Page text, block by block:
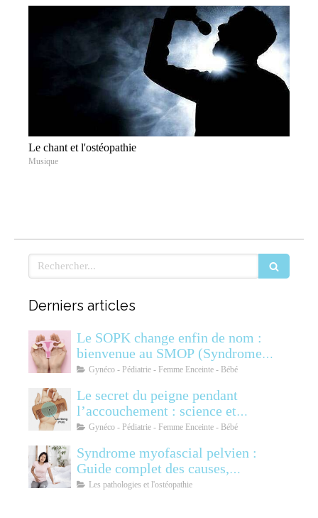
Le chant et l'ostéopathie
Musique
Rechercher
Derniers articles
Le SOPK change enfin de nom :
bienvenue au SMOP (Syndrome
Métabolique Ovarien
Gynéco - Pédiatrie - Femme Enceinte - Bébé
Le secret du peigne pendant
l’accouchement : science et
soulagement
Gynéco - Pédiatrie - Femme Enceinte - Bébé
Syndrome myofascial pelvien :
Guide complet des causes,
symptômes, diagnostic et
Les pathologies et l'ostéopathie